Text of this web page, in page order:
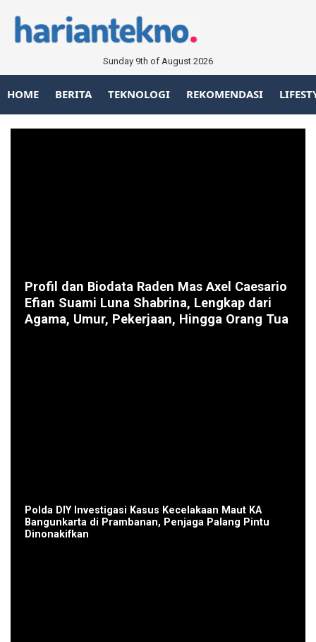
Sunday 9th of August 2026
HOME BERITA TEKNOLOGI REKOMENDASI
Profil dan Biodata Raden Mas Axel Caesario
Efian Suami Luna Shabrina, Lengkap dari
Agama, Umur, Pekerjaan, Hingga Orang Tua
Polda DIY Investigasi Kasus Kecelakaan Maut KA
Bangunkarta di Prambanan, Penjaga Palang Pintu
Dinonakifkan